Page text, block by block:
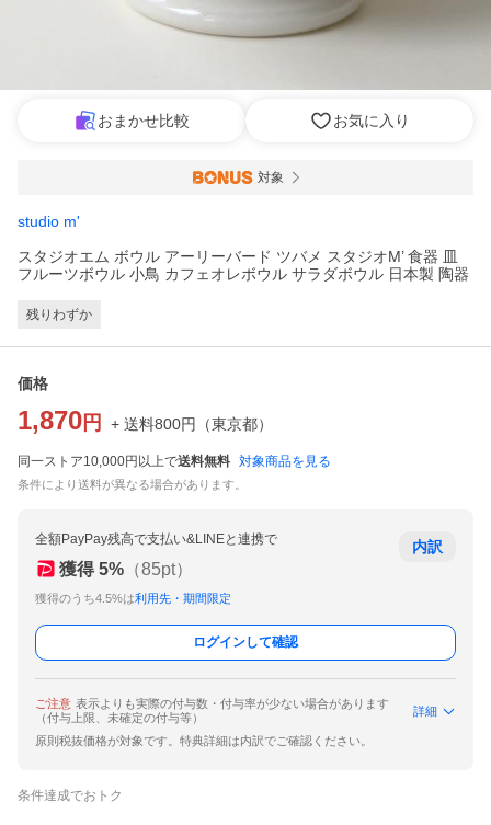
おまかせ比較 お気に入り
対象
studio m'
スタジオエム ボウル アーリーバード ツバメ スタジオM’ 食器 皿
フルーツボウル 小鳥 カフェオレボウル サラダボウル 日本製 陶器
残りわずか
価格
1,870 円 + 送料800円 （東京都）
同一ストア10,000円以上で送料無料 対象商品を見る
条件により送料が異なる場合があります。
全額PayPay残高で支払い&LINEと連携で
獲得 5% （85pt）
獲得のうち4.5%は利用先・期間限定
内訳
ログインして確認
ご注意 表示よりも実際の付与数・付与率が少ない場合があります
（付与上限、未確定の付与等）
詳細
原則税抜価格が対象です。特典詳細は内訳でご確認ください。
条件達成でおトク